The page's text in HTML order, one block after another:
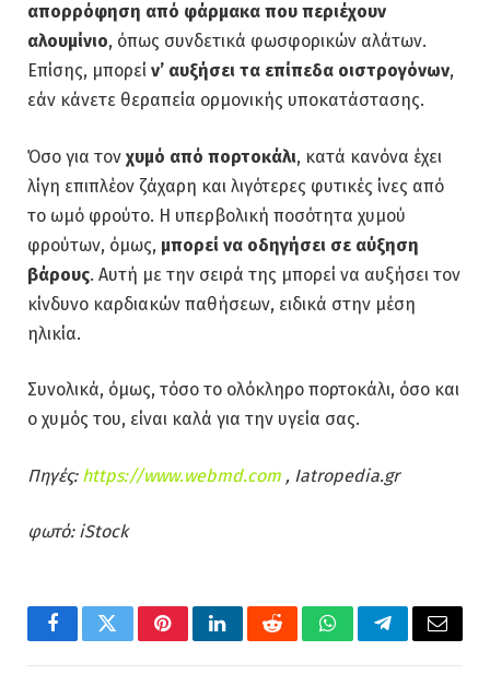
απορρόφηση από φάρμακα που περιέχουν
αλουμίνιο, όπως συνδετικά φωσφορικών αλάτων.
Επίσης, μπορεί ν’ αυξήσει τα επίπεδα οιστρογόνων,
εάν κάνετε θεραπεία ορμονικής υποκατάστασης.
Όσο για τον χυμό από πορτοκάλι, κατά κανόνα έχει
λίγη επιπλέον ζάχαρη και λιγότερες φυτικές ίνες από
το ωμό φρούτο. Η υπερβολική ποσότητα χυμού
φρούτων, όμως, μπορεί να οδηγήσει σε αύξηση
βάρους. Αυτή με την σειρά της μπορεί να αυξήσει τον
κίνδυνο καρδιακών παθήσεων, ειδικά στην μέση
ηλικία.
Συνολικά, όμως, τόσο το ολόκληρο πορτοκάλι, όσο και
ο χυμός του, είναι καλά για την υγεία σας.
Πηγές: https://www.webmd.com , Iatropedia.gr
φωτό: iStock
FacebookTwitterPinterestLinkedInRedditWhatsAppTelegramEmail